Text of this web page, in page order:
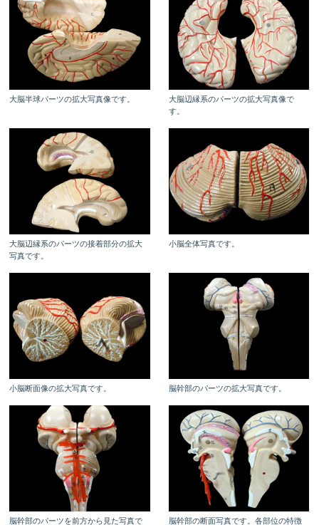
大脳半球パーツの拡大写真像です。
大脳辺縁系のパーツの拡大写真像で
す。
大脳辺縁系のパーツの接着部分の拡大
写真です。
小脳全体写真です。
小脳断面像の拡大写真です。 脳幹部のパーツの拡大写真です。
脳幹部のパーツを前方から見た写真で 脳幹部の断面写真です。各部位の特徴